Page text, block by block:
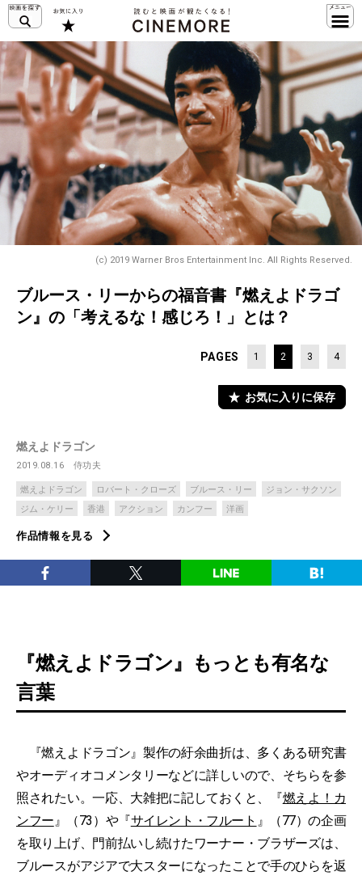
(c) 2019 Warner Bros Entertainment Inc. All Rights Reserved.
ブルース・リーからの福音書『燃えよドラゴ
ン』の「考えるな！感じろ！」とは？
PAGES 1 2 3 4
お気に入りに保存
燃えよドラゴン
2019.08.16 侍功夫
燃えよドラゴン ロバート・クローズ ブルース・リー
ジョン・サクソン
ジム・ケリー
香港 アクション カンフー 洋画
作品情報を見る
『燃えよドラゴン』もっとも有名な
言葉
『燃えよドラゴン』製作の紆余曲折は、多くある研究書
やオーディオコメンタリーなどに詳しいので、そちらを参
照されたい。一応、大雑把に記しておくと、『燃えよ！カ
ンフー』（73）や『サイレント・フルート 』（77）の企画
を取り上げ、門前払いし続けたワーナー・ブラザーズは、
ブルースがアジアで大スターになったことで手のひらを返